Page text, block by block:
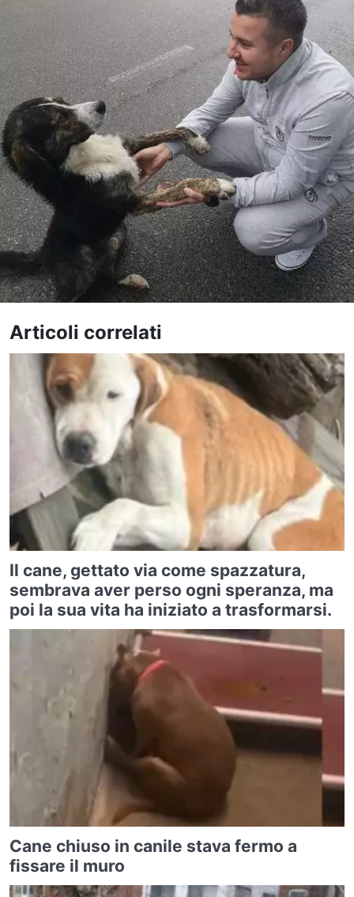
Articoli correlati
Il cane, gettato via come spazzatura,
sembrava aver perso ogni speranza, ma
poi la sua vita ha iniziato a trasformarsi.
Cane chiuso in canile stava fermo a
fissare il muro